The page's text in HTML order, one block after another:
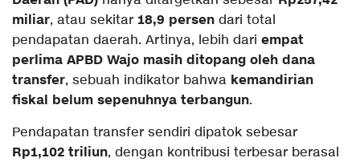
miliar, atau sekitar 18,9 persen dari total
pendapatan daerah. Artinya, lebih dari empat
perlima APBD Wajo masih ditopang oleh dana
transfer, sebuah indikator bahwa kemandirian
fiskal belum sepenuhnya terbangun.
Pendapatan transfer sendiri dipatok sebesar
Rp1,102 triliun, dengan kontribusi terbesar berasal